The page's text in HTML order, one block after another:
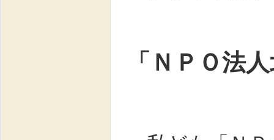
「ＮＰＯ法